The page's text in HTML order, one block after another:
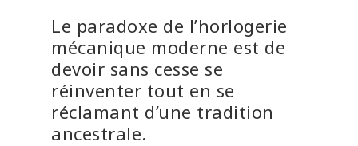
Le paradoxe de l’horlogerie
mécanique moderne est de
devoir sans cesse se
réinventer tout en se
réclamant d’une tradition
ancestrale.